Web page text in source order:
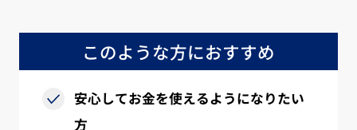
このような方におすすめ
安心してお金を使えるようになりたい
方